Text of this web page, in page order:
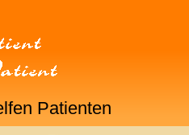
Patienten